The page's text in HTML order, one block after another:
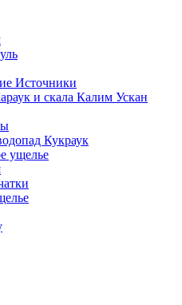
Источники
и скала Калим Ускан
Кукраук
ущелье